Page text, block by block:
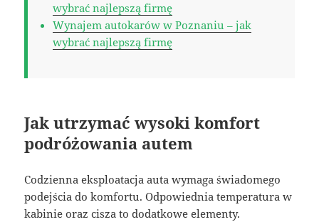
wybrać najlepszą firmę
Wynajem autokarów w Poznaniu – jak
wybrać najlepszą firmę
Jak utrzymać wysoki komfort
podróżowania autem
Codzienna eksploatacja auta wymaga świadomego
podejścia do komfortu. Odpowiednia temperatura w
kabinie oraz cisza to dodatkowe elementy.